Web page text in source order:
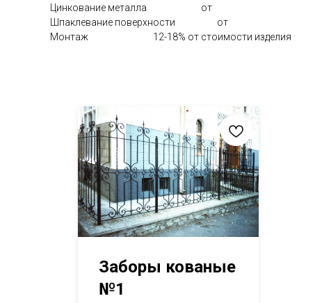
Цинкование металла от
Шпаклевание поверхности от
Монтаж 12-18% от стоимости изделия
Заборы кованые
№1